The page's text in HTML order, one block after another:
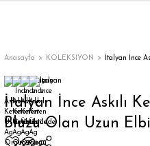
Anasayfa KOLEKSİYON İtalyan İnce
İtalyan İnce Askılı
Bluzu Olan Uzun